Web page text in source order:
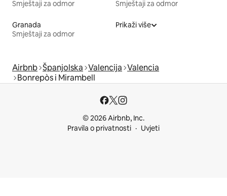
Smještaji za odmor
Smještaji za odmor
Granada
Smještaji za odmor
Prikaži više
Airbnb Španjolska Valencija Valencia
Bonrepòs i Mirambell
© 2026 Airbnb, Inc.
Pravila o privatnosti
Uvjeti